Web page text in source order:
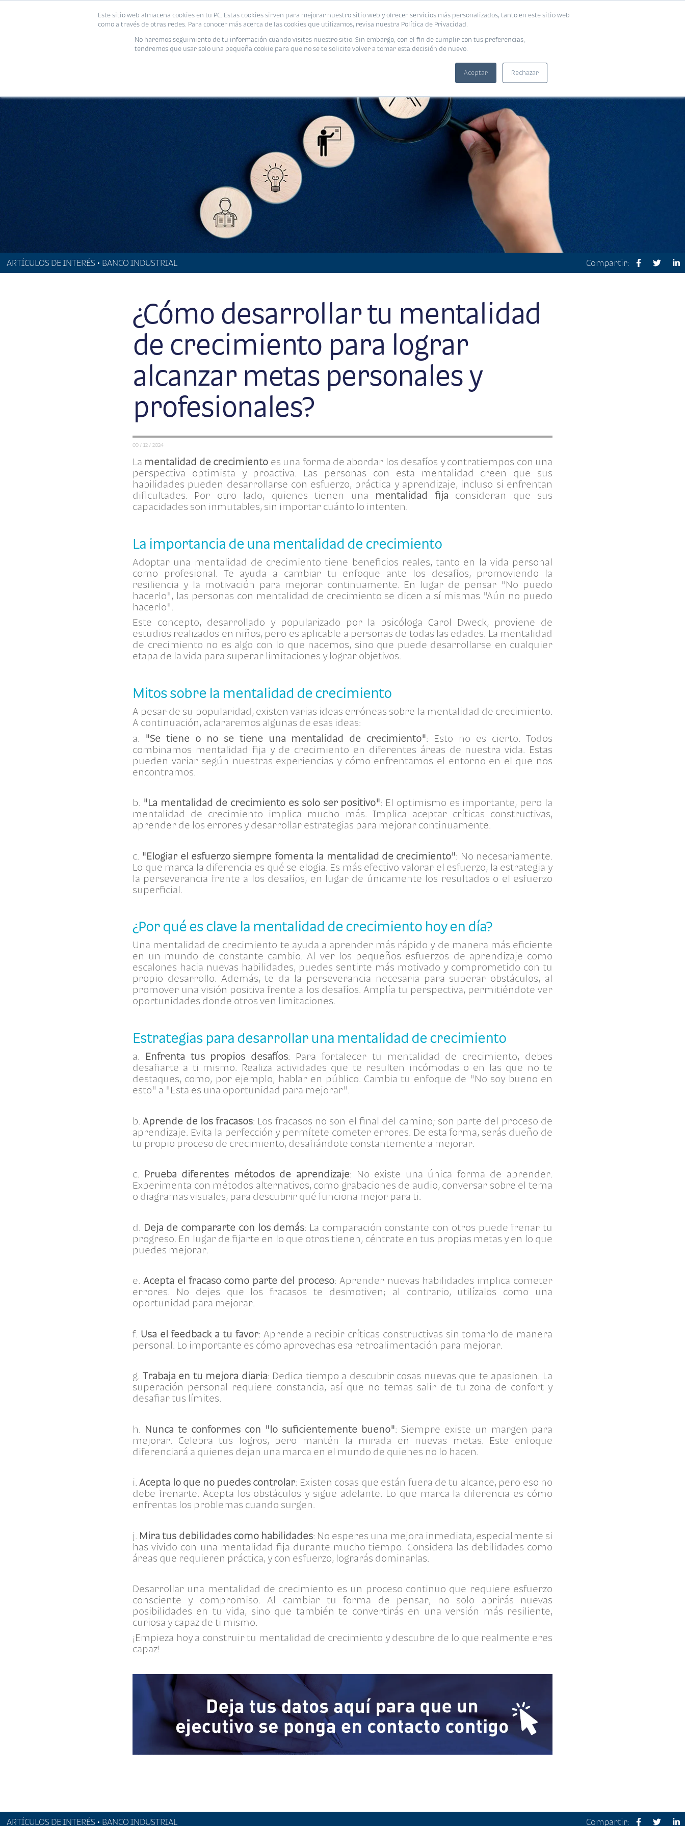
Este sitio web almacena cookies en tu PC. Estas cookies sirven para mejorar nuestro sitio web y ofrecer servicios más personalizados, tanto en este sitio web
como a través de otras redes. Para conocer más acerca de las cookies que utilizamos, revisa nuestra Política de Privacidad.
No haremos seguimiento de tu información cuando visites nuestro sitio. Sin embargo, con el fin de cumplir con tus preferencias,
tendremos que usar solo una pequeña cookie para que no se te solicite volver a tomar esta decisión de nuevo.
Aceptar Rechazar
PROMOCIONES CALCULADORAS EBOOKS
ARTÍCULOS DE INTERÉS • BANCO INDUSTRIAL Compartir:
¿Cómo desarrollar tu mentalidad
de crecimiento para lograr
alcanzar metas personales y
profesionales?
09 / 12 / 2024
La mentalidad de crecimiento es una forma de abordar los desafíos y contratiempos con una
perspectiva optimista y proactiva. Las personas con esta mentalidad creen que sus
habilidades pueden desarrollarse con esfuerzo, práctica y aprendizaje, incluso si enfrentan
dificultades. Por otro lado, quienes tienen una mentalidad fija consideran que sus
capacidades son inmutables, sin importar cuánto lo intenten.
La importancia de una mentalidad de crecimiento
Adoptar una mentalidad de crecimiento tiene beneficios reales, tanto en la vida personal
como profesional. Te ayuda a cambiar tu enfoque ante los desafíos, promoviendo la
resiliencia y la motivación para mejorar continuamente. En lugar de pensar "No puedo
hacerlo", las personas con mentalidad de crecimiento se dicen a sí mismas "Aún no puedo
hacerlo".
Este concepto, desarrollado y popularizado por la psicóloga Carol Dweck, proviene de
estudios realizados en niños, pero es aplicable a personas de todas las edades. La mentalidad
de crecimiento no es algo con lo que nacemos, sino que puede desarrollarse en cualquier
etapa de la vida para superar limitaciones y lograr objetivos.
Mitos sobre la mentalidad de crecimiento
A pesar de su popularidad, existen varias ideas erróneas sobre la mentalidad de crecimiento.
A continuación, aclararemos algunas de esas ideas:
a. "Se tiene o no se tiene una mentalidad de crecimiento": Esto no es cierto. Todos
combinamos mentalidad fija y de crecimiento en diferentes áreas de nuestra vida. Estas
pueden variar según nuestras experiencias y cómo enfrentamos el entorno en el que nos
encontramos.
b. "La mentalidad de crecimiento es solo ser positivo": El optimismo es importante, pero la
mentalidad de crecimiento implica mucho más. Implica aceptar críticas constructivas,
aprender de los errores y desarrollar estrategias para mejorar continuamente.
c. "Elogiar el esfuerzo siempre fomenta la mentalidad de crecimiento": No necesariamente.
Lo que marca la diferencia es qué se elogia. Es más efectivo valorar el esfuerzo, la estrategia y
la perseverancia frente a los desafíos, en lugar de únicamente los resultados o el esfuerzo
superficial.
¿Por qué es clave la mentalidad de crecimiento hoy en día?
Una mentalidad de crecimiento te ayuda a aprender más rápido y de manera más eficiente
en un mundo de constante cambio. Al ver los pequeños esfuerzos de aprendizaje como
escalones hacia nuevas habilidades, puedes sentirte más motivado y comprometido con tu
propio desarrollo. Además, te da la perseverancia necesaria para superar obstáculos, al
promover una visión positiva frente a los desafíos. Amplía tu perspectiva, permitiéndote ver
oportunidades donde otros ven limitaciones.
Estrategias para desarrollar una mentalidad de crecimiento
a. Enfrenta tus propios desafíos: Para fortalecer tu mentalidad de crecimiento, debes
desafiarte a ti mismo. Realiza actividades que te resulten incómodas o en las que no te
destaques, como, por ejemplo, hablar en público. Cambia tu enfoque de "No soy bueno en
esto" a "Esta es una oportunidad para mejorar".
b. Aprende de los fracasos: Los fracasos no son el final del camino; son parte del proceso de
aprendizaje. Evita la perfección y permítete cometer errores. De esta forma, serás dueño de
tu propio proceso de crecimiento, desafiándote constantemente a mejorar.
c. Prueba diferentes métodos de aprendizaje: No existe una única forma de aprender.
Experimenta con métodos alternativos, como grabaciones de audio, conversar sobre el tema
o diagramas visuales, para descubrir qué funciona mejor para ti.
d. Deja de compararte con los demás: La comparación constante con otros puede frenar tu
progreso. En lugar de fijarte en lo que otros tienen, céntrate en tus propias metas y en lo que
puedes mejorar.
e. Acepta el fracaso como parte del proceso: Aprender nuevas habilidades implica cometer
errores. No dejes que los fracasos te desmotiven; al contrario, utilízalos como una
oportunidad para mejorar.
f. Usa el feedback a tu favor: Aprende a recibir críticas constructivas sin tomarlo de manera
personal. Lo importante es cómo aprovechas esa retroalimentación para mejorar.
g. Trabaja en tu mejora diaria: Dedica tiempo a descubrir cosas nuevas que te apasionen. La
superación personal requiere constancia, así que no temas salir de tu zona de confort y
desafiar tus límites.
h. Nunca te conformes con "lo suficientemente bueno": Siempre existe un margen para
mejorar. Celebra tus logros, pero mantén la mirada en nuevas metas. Este enfoque
diferenciará a quienes dejan una marca en el mundo de quienes no lo hacen.
i. Acepta lo que no puedes controlar: Existen cosas que están fuera de tu alcance, pero eso no
debe frenarte. Acepta los obstáculos y sigue adelante. Lo que marca la diferencia es cómo
enfrentas los problemas cuando surgen.
j. Mira tus debilidades como habilidades: No esperes una mejora inmediata, especialmente si
has vivido con una mentalidad fija durante mucho tiempo. Considera las debilidades como
áreas que requieren práctica, y con esfuerzo, lograrás dominarlas.
Desarrollar una mentalidad de crecimiento es un proceso continuo que requiere esfuerzo
consciente y compromiso. Al cambiar tu forma de pensar, no solo abrirás nuevas
posibilidades en tu vida, sino que también te convertirás en una versión más resiliente,
curiosa y capaz de ti mismo.
¡Empieza hoy a construir tu mentalidad de crecimiento y descubre de lo que realmente eres
capaz!
ARTÍCULOS DE INTERÉS • BANCO INDUSTRIAL Compartir: